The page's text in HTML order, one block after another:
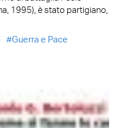
1995), è stato partigiano,
Guerra e Pace